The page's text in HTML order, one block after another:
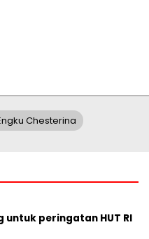
Chesterina
peringatan HUT RI